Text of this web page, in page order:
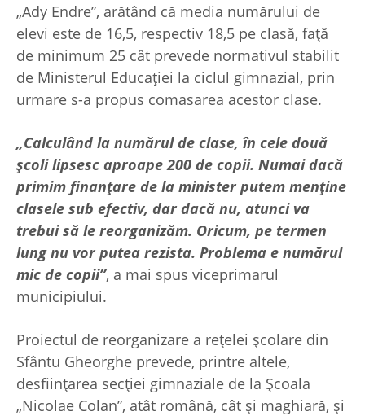
„Ady Endre”, arătând că media numărului de
elevi este de 16,5, respectiv 18,5 pe clasă, faţă
de minimum 25 cât prevede normativul stabilit
de Ministerul Educaţiei la ciclul gimnazial, prin
urmare s-a propus comasarea acestor clase.
„Calculând la numărul de clase, în cele două
şcoli lipsesc aproape 200 de copii. Numai dacă
primim finanţare de la minister putem menţine
clasele sub efectiv, dar dacă nu, atunci va
trebui să le reorganizăm. Oricum, pe termen
lung nu vor putea rezista. Problema e numărul
mic de copii”, a mai spus viceprimarul
municipiului.
Proiectul de reorganizare a reţelei şcolare din
Sfântu Gheorghe prevede, printre altele,
desfiinţarea secţiei gimnaziale de la Şcoala
„Nicolae Colan”, atât română, cât şi maghiară, şi